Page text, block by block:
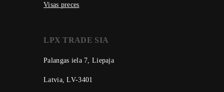
Visas preces
LPX TRADE SIA
Palangas iela 7, Liepaja
Latvia, LV-3401